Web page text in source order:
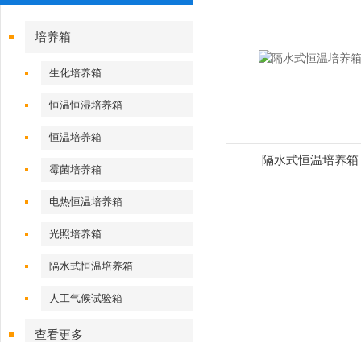
培养箱
生化培养箱
恒温恒湿培养箱
恒温培养箱
霉菌培养箱
电热恒温培养箱
光照培养箱
隔水式恒温培养箱
人工气候试验箱
查看更多
隔水式恒温培养箱